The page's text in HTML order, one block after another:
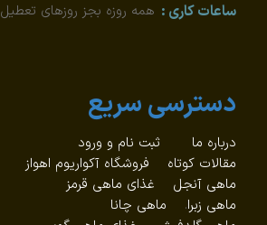
ساعات کاری : همه روزه بجز روزهای تعطیل ۱۰صبح الی ۲۲شب
دسترسی سریع
درباره ما
ثبت نام و ورود
مقالات کوتاه
فروشگاه آکواریوم اهواز
ماهی آنجل
غذای ماهی قرمز
ماهی زبرا. ماهی چانا